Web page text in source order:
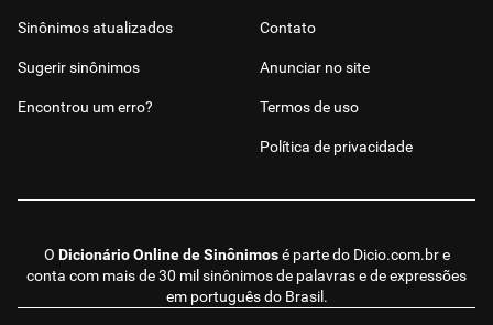
O Dicionário Online de Sinônimosé parte do Dicio.com.bre
conta com mais de 30 mil sinônimos de palavras e de expressões
em português do Brasil.
Sinônimos atualizados
Sugerir sinônimos
Encontrou um erro?
Contato
Anunciar no site
Termos de uso
Política de privacidade